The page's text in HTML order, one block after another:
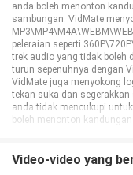
anda boleh menonton
sambungan. VidMate
peleraian seperti
trek audio yang tidak boleh
turun sepenuhnya dengan
VidMate juga menyokong
tekan suka dan
anda tidak mencukupi
boleh menonton
Muat Turun Muzik
Video-video yang